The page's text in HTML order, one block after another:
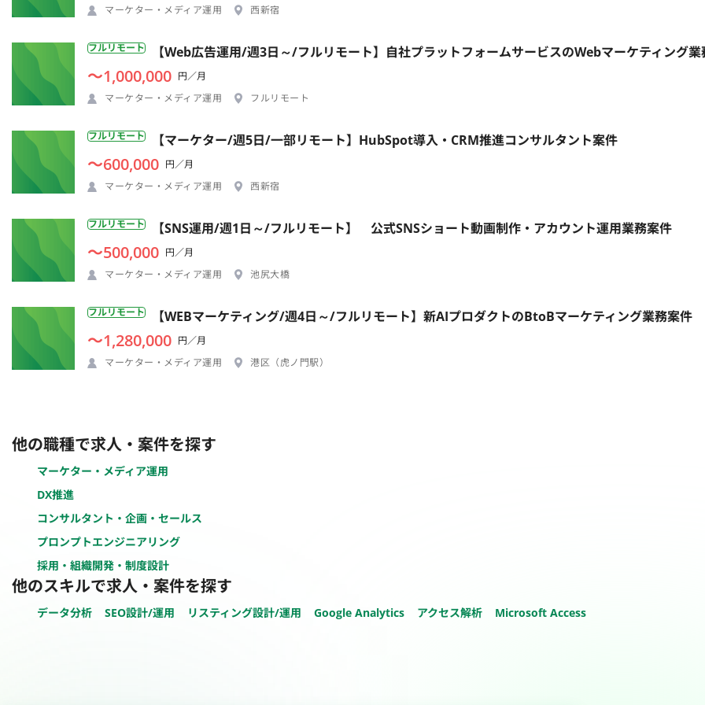
マーケター・メディア運用 西新宿
フルリモート 【Web広告運用/週3日～/フルリモート】自社プラットフォームサービスのWebマーケティング業
〜1,000,000 円／月
マーケター・メディア運用
フルリモート
フルリモート 【マーケター/週5日/一部リモート】HubSpot導入・CRM推進コンサルタント案件
〜600,000 円／月
マーケター・メディア運用
西新宿
フルリモート 【SNS運用/週1日～/フルリモート】 公式SNSショート動画制作・アカウント運用業務案件
〜500,000 円／月
マーケター・メディア運用
池尻大橋
フルリモート 【WEBマーケティング/週4日～/フルリモート】新AIプロダクトのBtoBマーケティング業務案件
〜1,280,000 円／月
マーケター・メディア運用
港区（虎ノ門駅）
他の職種で求人・案件を探す
マーケター・メディア運用
DX推進
コンサルタント・企画・セールス
プロンプトエンジニアリング
採用・組織開発・制度設計
他のスキルで求人・案件を探す
データ分析 SEO設計/運用 リスティング設計/運用 Google Analytics アクセス解析 Microsoft Access